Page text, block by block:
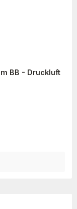
BB - Druckluft